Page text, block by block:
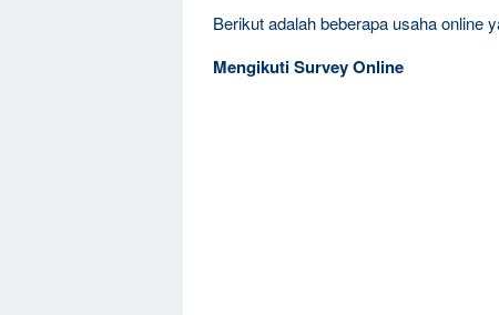
Berikut adalah beberapa usaha online
Mengikuti Survey Online